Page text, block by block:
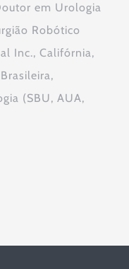
em Urologia
Robótico
Inc., Califórnia,
(SBU, AUA,